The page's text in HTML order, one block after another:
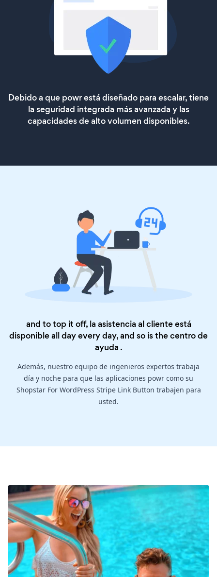
Debido a que powr está diseñado para escalar, tiene
la seguridad integrada más avanzada y las
capacidades de alto volumen disponibles.
and to top it off, la asistencia al cliente está
disponible all day every day, and so is thecentro de
ayuda .
Además, nuestro equipo de ingenieros expertos trabaja
día y noche para que las aplicaciones powr como su
Shopstar For WordPress Stripe Link Button trabajen para
usted.